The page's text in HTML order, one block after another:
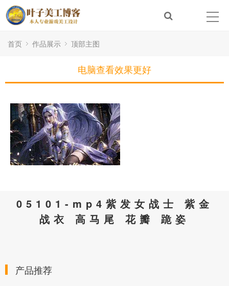
首页 作品展示 顶部主图
电脑查看效果更好
05101-mp4紫发女战士 紫金
战衣 高马尾 花瓣 跪姿
产品推荐